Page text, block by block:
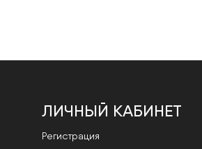
ЛИЧНЫЙ КАБИНЕТ
Регистрация